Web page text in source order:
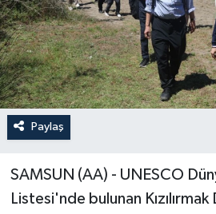
Paylaş
SAMSUN (AA) - UNESCO
Listesi'nde bulunan